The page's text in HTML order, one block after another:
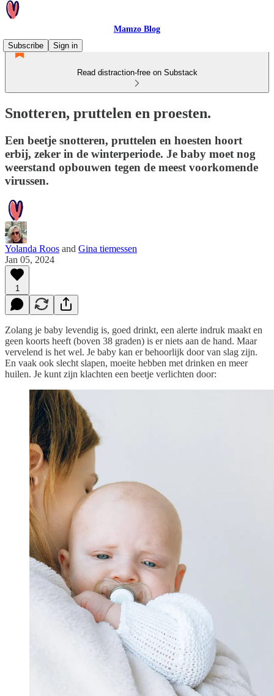
Mamzo Blog
Subscribe
Sign in
Read distraction-free on Substack
Snotteren, pruttelen en proesten.
Een beetje snotteren, pruttelen en hoesten hoort
erbij, zeker in de winterperiode. Je baby moet nog
weerstand opbouwen tegen de meest voorkomende
virussen.
Yolanda Roos and Gina tiemessen
Jan 05, 2024
1
Zolang je baby levendig is, goed drinkt, een alerte indruk maakt en
geen koorts heeft (boven 38 graden) is er niets aan de hand. Maar
vervelend is het wel. Je baby kan er behoorlijk door van slag zijn.
En vaak ook slecht slapen, moeite hebben met drinken en meer
huilen. Je kunt zijn klachten een beetje verlichten door: